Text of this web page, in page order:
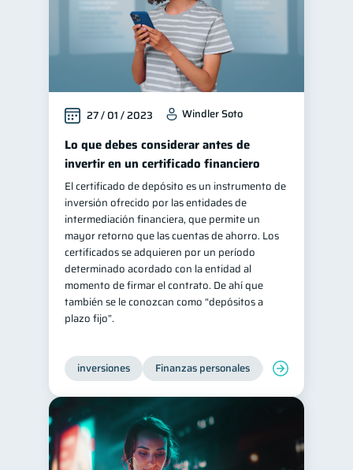
27 / 01 / 2023 Windler Soto
Lo que debes considerar antes de
invertir en un certificado financiero
El certificado de depósito es un instrumento de
inversión ofrecido por las entidades de
intermediación financiera, que permite un
mayor retorno que las cuentas de ahorro. Los
certificados se adquieren por un período
determinado acordado con la entidad al
momento de firmar el contrato. De ahí que
también se le conozcan como “depósitos a
plazo fijo”.
inversiones Finanzas personales Educación